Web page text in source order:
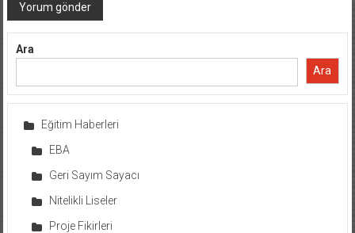
Ara
Ara
Eğitim Haberleri
EBA
Geri Sayım Sayacı
Nitelikli Liseler
Proje Fikirleri